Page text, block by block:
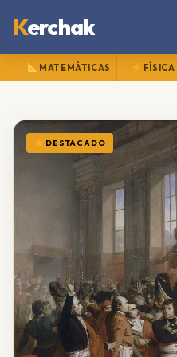
Kerchak
MATEMÁTICAS FÍSICA
DESTACADO